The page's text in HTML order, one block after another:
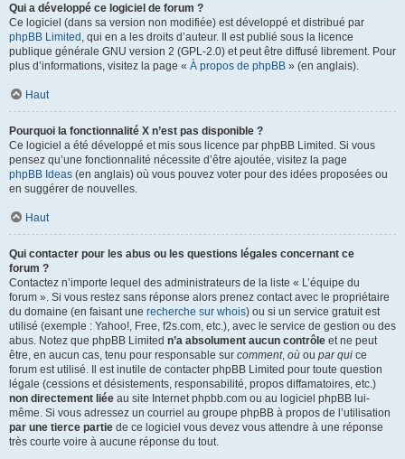
Qui a développé ce logiciel de forum ?
Ce logiciel (dans sa version non modifiée) est développé et distribué par
phpBB Limited , qui en a les droits d’auteur. Il est publié sous la licence
publique générale GNU version 2 (GPL-2.0) et peut être diffusé librement. Pour
plus d’informations, visitez la page « À propos de phpBB » (en anglais).
Haut
Pourquoi la fonctionnalité X n’est pas disponible ?
Ce logiciel a été développé et mis sous licence par phpBB Limited. Si vous
pensez qu’une fonctionnalité nécessite d’être ajoutée, visitez la page
phpBB Ideas (en anglais) où vous pouvez voter pour des idées proposées ou
en suggérer de nouvelles.
Haut
Qui contacter pour les abus ou les questions légales concernant ce
forum ?
Contactez n’importe lequel des administrateurs de la liste « L’équipe du
forum ». Si vous restez sans réponse alors prenez contact avec le propriétaire
du domaine (en faisant une recherche sur whois) ou si un service gratuit est
utilisé (exemple : Yahoo!, Free, f2s.com, etc.), avec le service de gestion ou des
abus. Notez que phpBB Limited n’a absolument aucun contrôle et ne peut
être, en aucun cas, tenu pour responsable sur comment, où ou par qui ce
forum est utilisé. Il est inutile de contacter phpBB Limited pour toute question
légale (cessions et désistements, responsabilité, propos diffamatoires, etc.)
non directement liée au site Internet phpbb.com ou au logiciel phpBB lui-
même. Si vous adressez un courriel au groupe phpBB à propos de l’utilisation
par une tierce partie de ce logiciel vous devez vous attendre à une réponse
très courte voire à aucune réponse du tout.